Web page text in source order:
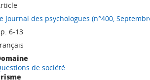
Journal des psychologues (n°400,
6-13
de société